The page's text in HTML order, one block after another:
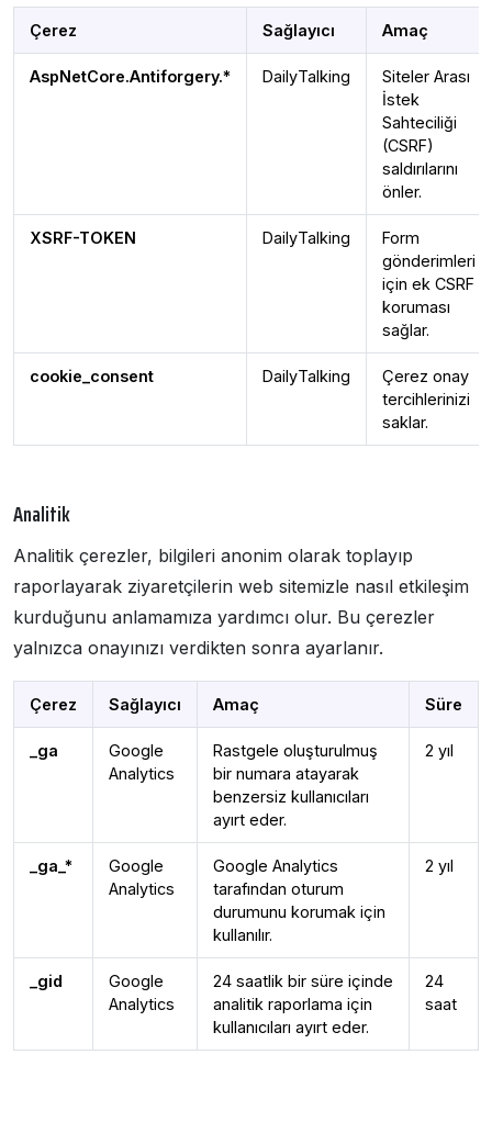
Çerez Sağlayıcı Amaç
AspNetCore.Antiforgery.* DailyTalking
Siteler Arası
İstek
Sahteciliği
(CSRF)
saldırılarını
önler.
XSRF-TOKEN DailyTalking
Form
gönderimleri
için ek CSRF
koruması
sağlar.
cookie_consent DailyTalking
Çerez onay
tercihlerinizi
saklar.
Analitik
Analitik çerezler, bilgileri anonim olarak toplayıp
raporlayarak ziyaretçilerin web sitemizle nasıl etkileşim
kurduğunu anlamamıza yardımcı olur. Bu çerezler
yalnızca onayınızı verdikten sonra ayarlanır.
Çerez Sağlayıcı Amaç Süre
_ga
Google
Analytics
Rastgele oluşturulmuş
bir numara atayarak
benzersiz kullanıcıları
ayırt eder.
2 yıl
_ga_*
Google
Analytics
Google Analytics
tarafından oturum
durumunu korumak için
kullanılır.
2 yıl
_gid
Google
Analytics
24 saatlik bir süre içinde
analitik raporlama için
kullanıcıları ayırt eder.
24
saat